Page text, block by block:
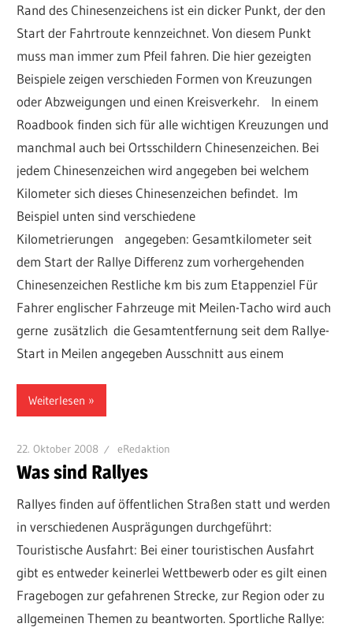
Rand des Chinesenzeichens ist ein dicker Punkt, der den
Start der Fahrtroute kennzeichnet. Von diesem Punkt
muss man immer zum Pfeil fahren. Die hier gezeigten
Beispiele zeigen verschieden Formen von Kreuzungen
oder Abzweigungen und einen Kreisverkehr. In einem
Roadbook finden sich für alle wichtigen Kreuzungen und
manchmal auch bei Ortsschildern Chinesenzeichen. Bei
jedem Chinesenzeichen wird angegeben bei welchem
Kilometer sich dieses Chinesenzeichen befindet. Im
Beispiel unten sind verschiedene
Kilometrierungen angegeben: Gesamtkilometer seit
dem Start der Rallye Differenz zum vorhergehenden
Chinesenzeichen Restliche km bis zum Etappenziel Für
Fahrer englischer Fahrzeuge mit Meilen-Tacho wird auch
gerne zusätzlich die Gesamtentfernung seit dem Rallye-
Start in Meilen angegeben Ausschnitt aus einem
Weiterlesen
22. Oktober 2008 eRedaktion
Was sind Rallyes
Rallyes finden auf öffentlichen Straßen statt und werden
in verschiedenen Ausprägungen durchgeführt:
Touristische Ausfahrt: Bei einer touristischen Ausfahrt
gibt es entweder keinerlei Wettbewerb oder es gilt einen
Fragebogen zur gefahrenen Strecke, zur Region oder zu
allgemeinen Themen zu beantworten. Sportliche Rallye: